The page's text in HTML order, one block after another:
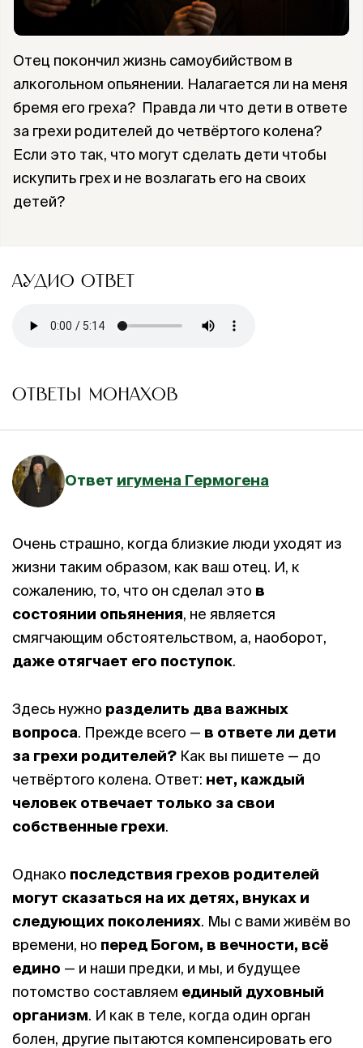
Отец покончил жизнь самоубийством в
алкогольном опьянении. Налагается ли на меня
бремя его греха? Правда ли что дети в ответе
за грехи родителей до четвёртого колена?
Если это так, что могут сделать дети чтобы
искупить грех и не возлагать его на своих
детей?
АУДИО ОТВЕТ
ОТВЕТЫ МОНАХОВ
Ответ игумена Гермогена
Очень страшно, когда близкие люди уходят из
жизни таким образом, как ваш отец. И, к
сожалению, то, что он сделал это в
состоянии опьянения, не является
смягчающим обстоятельством, а, наоборот,
даже отягчает его поступок.
Здесь нужно разделить два важных
вопроса. Прежде всего — в ответе ли дети
за грехи родителей? Как вы пишете — до
четвёртого колена. Ответ: нет, каждый
человек отвечает только за свои
собственные грехи.
Однако последствия грехов родителей
могут сказаться на их детях, внуках и
следующих поколениях. Мы с вами живём во
времени, но перед Богом, в вечности, всё
едино — и наши предки, и мы, и будущее
потомство составляем единый духовный
организм. И как в теле, когда один орган
болен, другие пытаются компенсировать его